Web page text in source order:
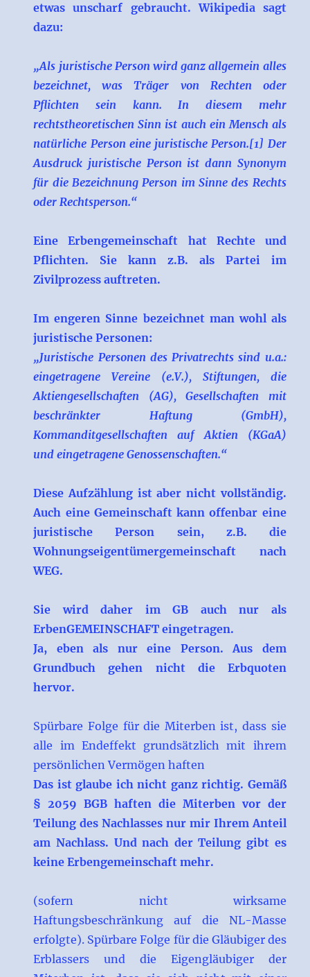
etwas unscharf gebraucht. Wikipedia sagt
dazu:
„Als juristische Person wird ganz allgemein alles
bezeichnet, was Träger von Rechten oder
Pflichten sein kann. In diesem mehr
rechtstheoretischen Sinn ist auch ein Mensch als
natürliche Person eine juristische Person.[1] Der
Ausdruck juristische Person ist dann Synonym
für die Bezeichnung Person im Sinne des Rechts
oder Rechtsperson.“
Eine Erbengemeinschaft hat Rechte und
Pflichten. Sie kann z.B. als Partei im
Zivilprozess auftreten.
Im engeren Sinne bezeichnet man wohl als
juristische Personen:
„Juristische Personen des Privatrechts sind u.a.:
eingetragene Vereine (e.V.), Stiftungen, die
Aktiengesellschaften (AG), Gesellschaften mit
beschränkter Haftung (GmbH),
Kommanditgesellschaften auf Aktien (KGaA)
und eingetragene Genossenschaften.“
Diese Aufzählung ist aber nicht vollständig.
Auch eine Gemeinschaft kann offenbar eine
juristische Person sein, z.B. die
Wohnungseigentümergemeinschaft nach
WEG.
Sie wird daher im GB auch nur als
ErbenGEMEINSCHAFT eingetragen.
Ja, eben als nur eine Person. Aus dem
Grundbuch gehen nicht die Erbquoten
hervor.
Spürbare Folge für die Miterben ist, dass sie
alle im Endeffekt grundsätzlich mit ihrem
persönlichen Vermögen haften
Das ist glaube ich nicht ganz richtig. Gemäß
§ 2059 BGB haften die Miterben vor der
Teilung des Nachlasses nur mir Ihrem Anteil
am Nachlass. Und nach der Teilung gibt es
keine Erbengemeinschaft mehr.
(sofern nicht wirksame
Haftungsbeschränkung auf die NL-Masse
erfolgte). Spürbare Folge für die Gläubiger des
Erblassers und die Eigengläubiger der